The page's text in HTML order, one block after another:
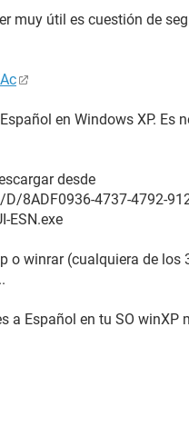
muy útil es cuestión de
en Windows XP. Es
desde
8ADF0936-4737-4792-
ESN.exe
o winrar (cualquiera de los
a Español en tu SO winXP